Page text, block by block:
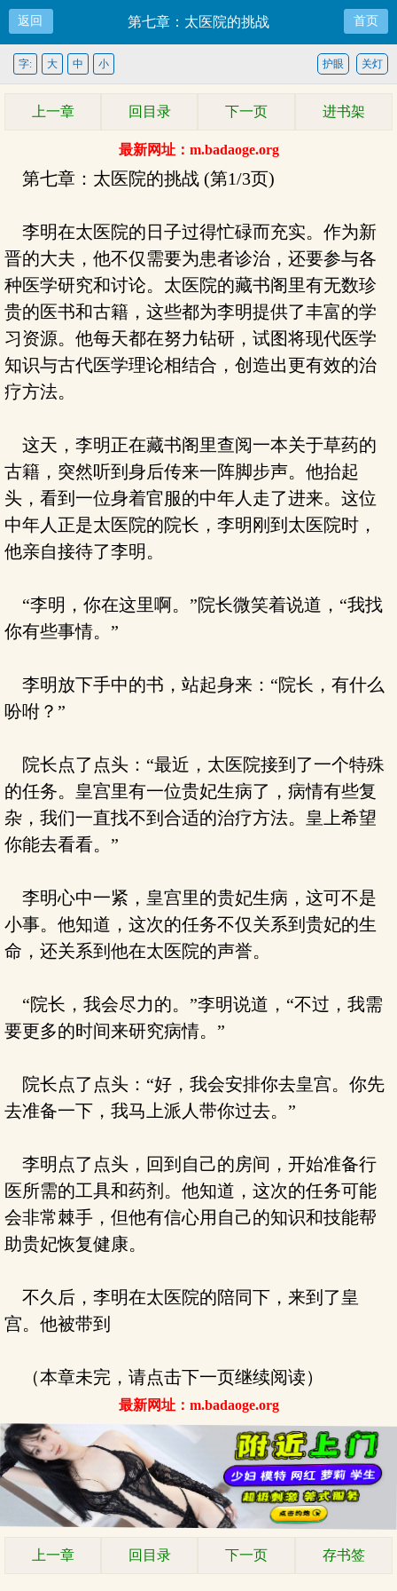
返回 第七章：太医院的挑战 首页
关灯
护眼
字: 大 中 小
上一章 回目录 下一页 进书架
最新网址：m.badaoge.org
第七章：太医院的挑战 (第1/3页)
李明在太医院的日子过得忙碌而充实。作为新
晋的大夫，他不仅需要为患者诊治，还要参与各
种医学研究和讨论。太医院的藏书阁里有无数珍
贵的医书和古籍，这些都为李明提供了丰富的学
习资源。他每天都在努力钻研，试图将现代医学
知识与古代医学理论相结合，创造出更有效的治
疗方法。
这天，李明正在藏书阁里查阅一本关于草药的
古籍，突然听到身后传来一阵脚步声。他抬起
头，看到一位身着官服的中年人走了进来。这位
中年人正是太医院的院长，李明刚到太医院时，
他亲自接待了李明。
“李明，你在这里啊。”院长微笑着说道，“我找
你有些事情。”
李明放下手中的书，站起身来：“院长，有什么
吩咐？”
院长点了点头：“最近，太医院接到了一个特殊
的任务。皇宫里有一位贵妃生病了，病情有些复
杂，我们一直找不到合适的治疗方法。皇上希望
你能去看看。”
李明心中一紧，皇宫里的贵妃生病，这可不是
小事。他知道，这次的任务不仅关系到贵妃的生
命，还关系到他在太医院的声誉。
“院长，我会尽力的。”李明说道，“不过，我需
要更多的时间来研究病情。”
院长点了点头：“好，我会安排你去皇宫。你先
去准备一下，我马上派人带你过去。”
李明点了点头，回到自己的房间，开始准备行
医所需的工具和药剂。他知道，这次的任务可能
会非常棘手，但他有信心用自己的知识和技能帮
助贵妃恢复健康。
不久后，李明在太医院的陪同下，来到了皇
宫。他被带到
（本章未完，请点击下一页继续阅读）
最新网址：m.badaoge.org
上一章 回目录 下一页 存书签